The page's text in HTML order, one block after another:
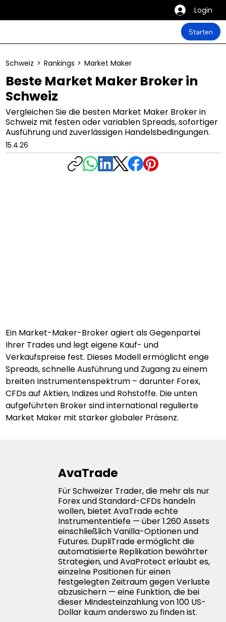
Login
Starten
Beste Market Maker Broker in
Schweiz
Vergleichen Sie die besten Market Maker Broker in
Schweiz mit festen oder variablen Spreads, sofortiger
Ausführung und zuverlässigen Handelsbedingungen.
Schweiz > Rankings > Market Maker
15.4.26
Ein Market-Maker-Broker agiert als Gegenpartei
Ihrer Trades und legt eigene Kauf- und
Verkaufspreise fest. Dieses Modell ermöglicht enge
Spreads, schnelle Ausführung und Zugang zu einem
breiten Instrumentenspektrum – darunter Forex,
CFDs auf Aktien, Indizes und Rohstoffe. Die unten
aufgeführten Broker sind international regulierte
Market Maker mit starker globaler Präsenz.
AvaTrade
Für Schweizer Trader, die mehr als nur
Forex und Standard-CFDs handeln
wollen, bietet AvaTrade echte
Instrumententiefe — über 1.260 Assets
einschließlich Vanilla-Optionen und
Futures. DupliTrade ermöglicht die
automatisierte Replikation bewährter
Strategien, und AvaProtect erlaubt es,
einzelne Positionen für einen
festgelegten Zeitraum gegen Verluste
abzusichern — eine Funktion, die bei
dieser Mindesteinzahlung von 100 US-
Dollar kaum anderswo zu finden ist.